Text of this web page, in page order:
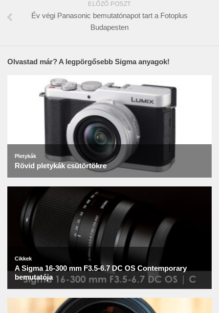
ELŐZŐ POSZT
Év végi Panasonic bemutatónapot tart a Fotoplus
Budapesten
Olvastad már? A legpörgősebb Sigma anyagok!